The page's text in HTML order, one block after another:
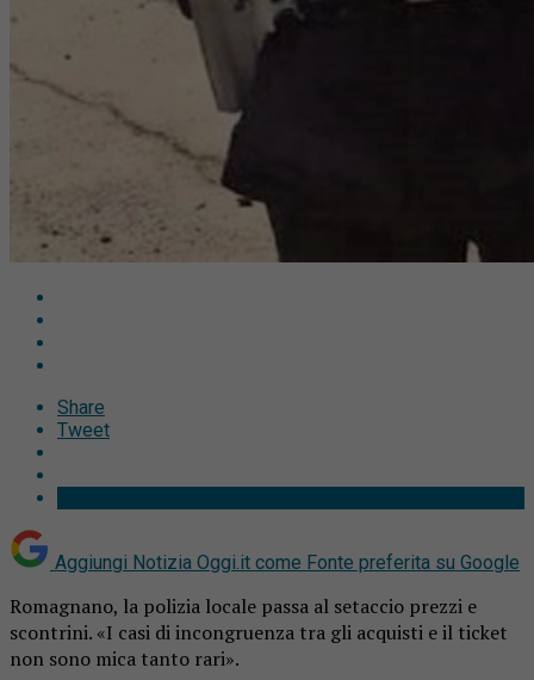
Share
Tweet
Aggiungi Notizia Oggi.it come Fonte preferita su Google
Romagnano, la polizia locale passa al setaccio prezzi e
scontrini. «I casi di incongruenza tra gli acquisti e il ticket
non sono mica tanto rari».